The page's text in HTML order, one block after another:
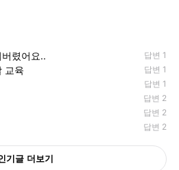
렸어요.. 답변 1
교육 답변 1
답변 1
답변 2
답변 2
답변 2
기글 더보기